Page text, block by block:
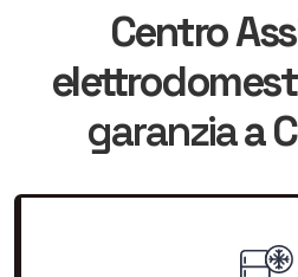
Centro
garanziaa